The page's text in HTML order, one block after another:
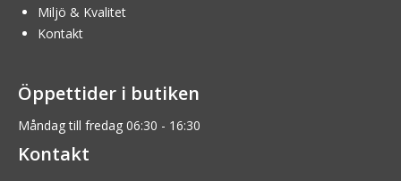
Miljö & Kvalitet
Kontakt
Öppettider i butiken
Måndag till fredag 06:30 - 16:30
Kontakt